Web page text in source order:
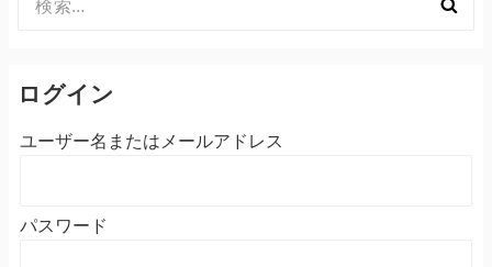
索:
ログイン
ユーザー名またはメールアドレス
パスワード